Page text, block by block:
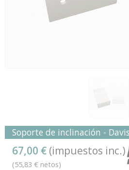
Soporte de inclinación -
67,00 € (impuestos inc.)
(55,83 € netos)